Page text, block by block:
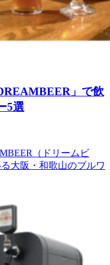
」で飲
5選
（ドリームビ
大阪・和歌山のブルワ